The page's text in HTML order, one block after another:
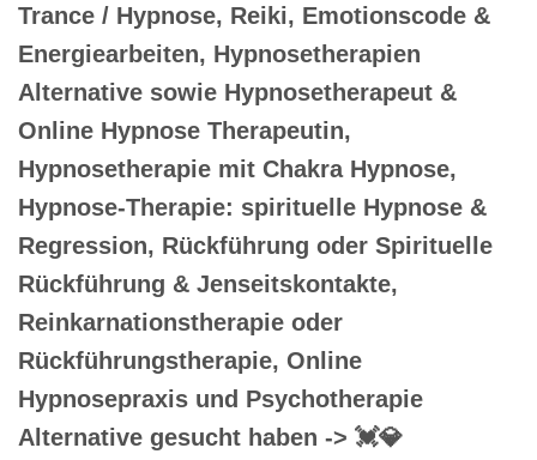
Trance / Hypnose, Reiki, Emotionscode &
Energiearbeiten, Hypnosetherapien
Alternative sowie Hypnosetherapeut &
Online Hypnose Therapeutin,
Hypnosetherapie mit Chakra Hypnose,
Hypnose-Therapie: spirituelle Hypnose &
Regression, Rückführung oder Spirituelle
Rückführung & Jenseitskontakte,
Reinkarnationstherapie oder
Rückführungstherapie, Online
Hypnosepraxis und Psychotherapie
Alternative gesucht haben -> 💓️💎